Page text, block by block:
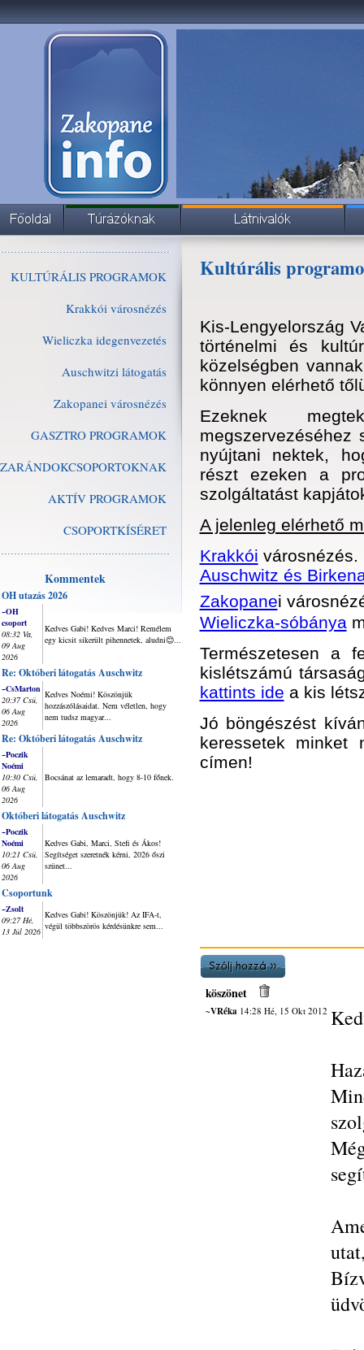
KULTÚRÁLIS PROGRAMOK
Krakkói városnézés
Wieliczka idegenvezetés
Auschwitzi látogatás
Zakopanei városnézés
GASZTRO PROGRAMOK
ZARÁNDOKCSOPORTOKNAK
AKTÍV PROGRAMOK
CSOPORTKÍSÉRET
Kommentek
OH utazás 2026
~OH
csoport
08:32 Va,
09 Aug
2026
Kedves Gabi! Kedves Marci! Remélem
egy kicsit sikerült pihennetek, aludni😊...
Re: Októberi látogatás Auschwitz
~CsMarton
20:37 Csü,
06 Aug
2026
Kedves Noémi! Köszönjük
hozzászólásaidat. Nem véletlen, hogy
nem tudsz magyar...
Re: Októberi látogatás Auschwitz
~Poczik
Noémi
10:30 Csü,
06 Aug
2026
Bocsánat az lemaradt, hogy 8-10 főnek.
Októberi látogatás Auschwitz
~Poczik
Noémi
10:21 Csü,
06 Aug
2026
Kedves Gabi, Marci, Stefi és Ákos!
Segítséget szeretnék kérni, 2026 őszi
szünet...
Csoportunk
~Zsolt
09:27 Hé,
13 Júl 2026
Kedves Gabi! Köszönjük! Az IFA-t,
végül többszörös kérdésünkre sem...
Kultúrális
Kis-Lengyelország
történelmi és
közelségben
könnyen elérhető
Ezeknek
megszervezéséhez
nyújtani nektek,
részt ezeken a
szolgáltatást
A jelenleg elérhető
Krakkói városnézés.
Auschwitz és
Zakopanei
Wieliczka-sóbánya
Természetesen a
kislétszámú
kattints ide a kis
Jó böngészést
keressetek
címen!
köszönet
~VRéka14:28 Hé, 15 Okt 2012